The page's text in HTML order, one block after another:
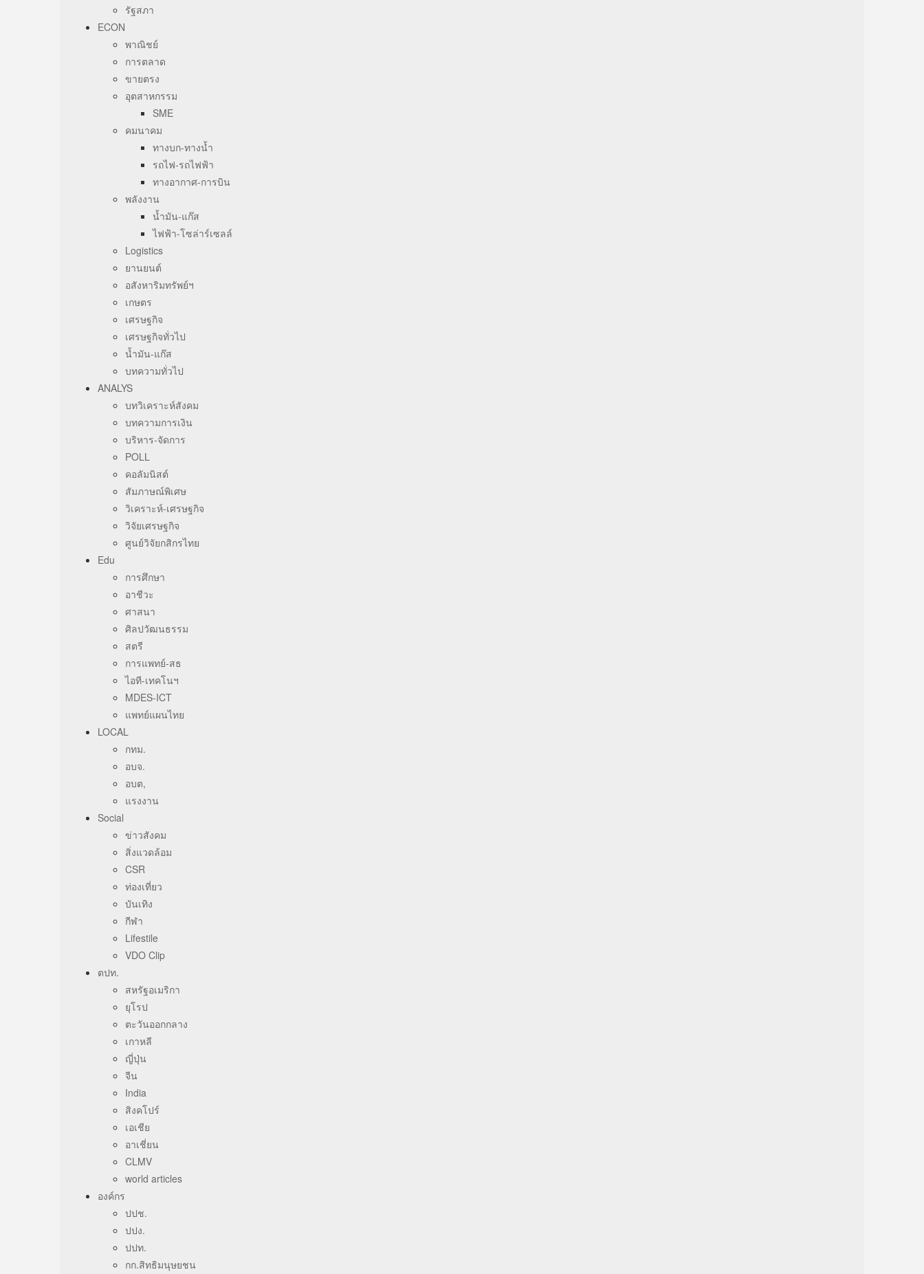
รัฐสภา
ECON
พาณิชย์
การตลาด
ขายตรง
อุตสาหกรรม
SME
คมนาคม
ทางบก-ทางน้ำ
รถไฟ-รถไฟฟ้า
ทางอากาศ-การบิน
พลังงาน
น้ำมัน-แก๊ส
ไฟฟ้า-โซล่าร์เซลล์
Logistics
ยานยนต์
อสังหาริมทรัพย์ฯ
เกษตร
เศรษฐกิจ
เศรษฐกิจทั่วไป
น้ำมัน-แก๊ส
บทความทั่วไป
ANALYS
บทวิเคราะห์สังคม
บทความการเงิน
บริหาร-จัดการ
POLL
คอลัมนิสต์
สัมภาษณ์พิเศษ
วิเคราะห์-เศรษฐกิจ
วิจัยเศรษฐกิจ
ศูนย์วิจัยกสิกรไทย
Edu
การศึกษา
อาชีวะ
ศาสนา
ศิลปวัฒนธรรม
สตรี
การแพทย์-สธ
ไอที-เทคโนฯ
MDES-ICT
แพทย์แผนไทย
LOCAL
กทม.
อบจ.
อบต,
แรงงาน
Social
ข่าวสังคม
สิ่งแวดล้อม
CSR
ท่องเที่ยว
บันเทิง
กีฬา
Lifestile
VDO Clip
ตปท.
สหรัฐอเมริกา
ยุโรป
ตะวันออกกลาง
เกาหลี
ญี่ปุ่น
จีน
India
สิงคโปร์
เอเชีย
อาเชี่ยน
CLMV
world articles
องค์กร
ปปช.
ปปง.
ปปท.
กก.สิทธิมนุษยชน